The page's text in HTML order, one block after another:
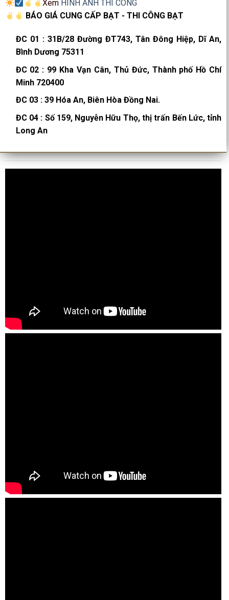
Xem HÌNH ẢNH THI CÔNG
BÁO GIÁ CUNG CẤP BẠT - THI CÔNG BẠT
ĐC 01 :31B/28 Đường ĐT743, Tân Đông Hiệp, Dĩ An,
Bình Dương 75311
ĐC 02 : 99 Kha Vạn Cân, Thủ Đức, Thành phố Hồ Chí
Minh 720400
ĐC 03 :39 Hóa An, Biên Hòa Đồng Nai.
ĐC 04 : Số 159, Nguyễn Hữu Thọ, thị trấn Bến Lức, tỉnh
Long An